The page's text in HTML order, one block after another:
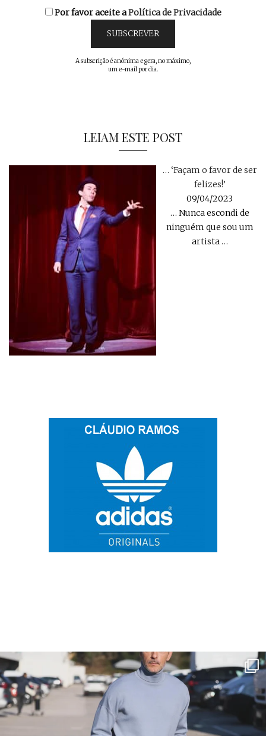
Por favor aceite aPolítica de Privacidade
A subscrição é anónima e gera, no máximo,
um e-mail por dia.
LEIAM ESTE POST
… ‘Façam o favor de ser
felizes!’
09/04/2023
… Nunca escondi de
ninguém que sou um
artista …